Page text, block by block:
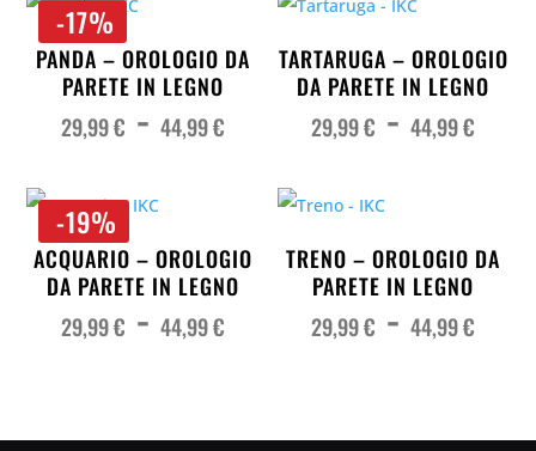
-17%
PANDA – OROLOGIO DA
PARETE IN LEGNO
29,99€ - 44,99€Fascia
diprezzo:
da
44,99 €
TARTARUGA – OROLOGIO
DA PARETE IN LEGNO
29,99€ - 44,99€
-19%
ACQUARIO – OROLOGIO
DA PARETE IN LEGNO
29,99€ - 44,99€Fascia
diprezzo:
da
TRENO – OROLOGIO DA
PARETE IN LEGNO
29,99€ - 44,99€